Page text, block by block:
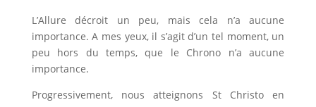
L’Allure décroit un peu, mais cela n’a aucune
importance. A mes yeux, il s’agit d’un tel moment, un
peu hors du temps, que le Chrono n’a aucune
importance.
Progressivement, nous atteignons St Christo en